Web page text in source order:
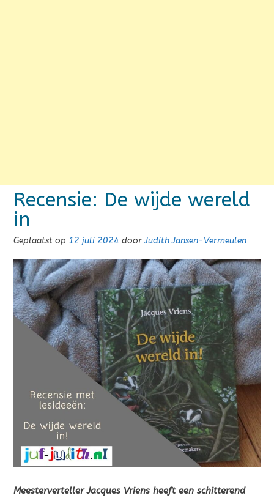
Recensie: De wijde wereld
in
Geplaatst op 12 juli 2024 doorJudith Jansen-Vermeulen
Meesterverteller Jacques Vriens heeft een schitterend